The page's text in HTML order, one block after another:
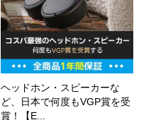
ヘッドホン・スピーカーな
ど、日本で何度もVGP賞を受
賞！【E...